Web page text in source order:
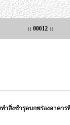
:: 00012 ::
ำสิ่งชำรุดบกพร่องอาค